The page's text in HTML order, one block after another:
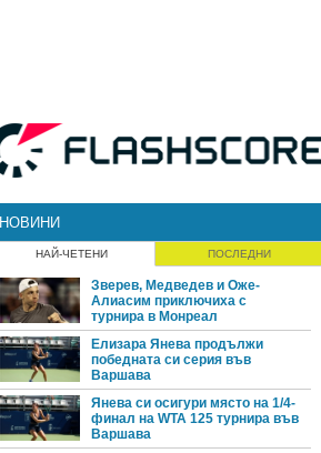
НОВИНИ
НАЙ-ЧЕТЕНИ ПОСЛЕДНИ
Зверев, Медведев и Оже-
Алиасим приключиха с
турнира в Монреал
Елизара Янева продължи
победната си серия във
Варшава
Янева си осигури място на 1/4-
финал на WTA 125 турнира във
Варшава